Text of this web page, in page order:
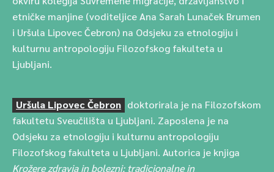
etničke manjine (voditeljice Ana Sarah Lunaček Brumen
i Uršula Lipovec Čebron) na Odsjeku za etnologiju i
kulturnu antropologiju Filozofskog fakulteta u
Ljubljani.
Uršula Lipovec Čebron doktorirala je na Filozofskom
fakultetu Sveučilišta u Ljubljani. Zaposlena je na
Odsjeku za etnologiju i kulturnu antropologiju
Filozofskog fakulteta u Ljubljani. Autorica je knjiga
Krožere zdravja in bolezni: tradicionalne in